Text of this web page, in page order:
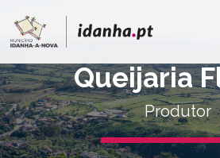
Queijaria
Produtor